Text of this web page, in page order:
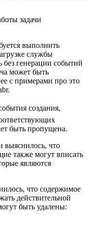
задачи
выполнить
службы
без генерации событий
может быть
с примерами про это
создания,
быть пропущена.
выяснилось, что
также могут вписать
являются
что содержимое
действительной
быть удалены: